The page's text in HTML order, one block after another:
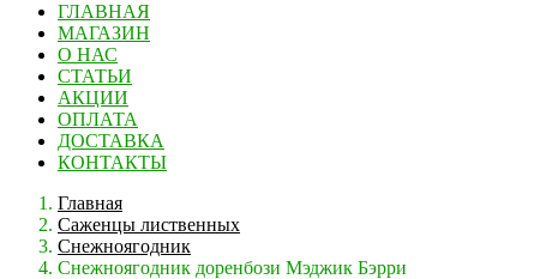
ГЛАВНАЯ
МАГАЗИН
О НАС
СТАТЬИ
АКЦИИ
ОПЛАТА
ДОСТАВКА
КОНТАКТЫ
Главная
Саженцы лиственных
Снежноягодник
Снежноягодник доренбози Мэджик Бэрри